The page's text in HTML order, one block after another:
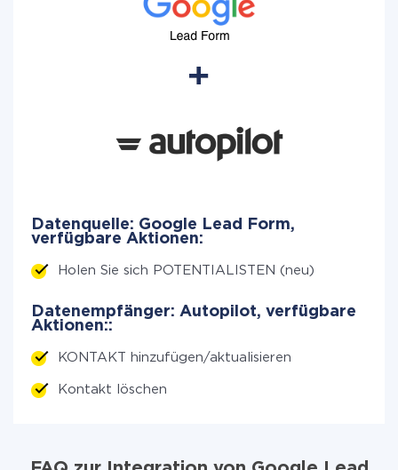
Datenquelle: Google Lead Form,
verfügbare Aktionen:
Holen Sie sich POTENTIALISTEN (neu)
Datenempfänger: Autopilot, verfügbare
Aktionen::
KONTAKT hinzufügen/aktualisieren
Kontakt löschen